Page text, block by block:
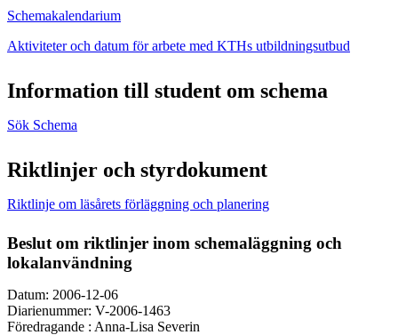
Schemakalendarium
Aktiviteter och datum för arbete med KTHs utbildningsutbud
Information till student om schema
Sök Schema
Riktlinjer och styrdokument
Riktlinje om läsårets förläggning och planering
Beslut om riktlinjer inom schemaläggning och
lokalanvändning
Datum: 2006-12-06
Diarienummer: V-2006-1463
Föredragande : Anna-Lisa Severin